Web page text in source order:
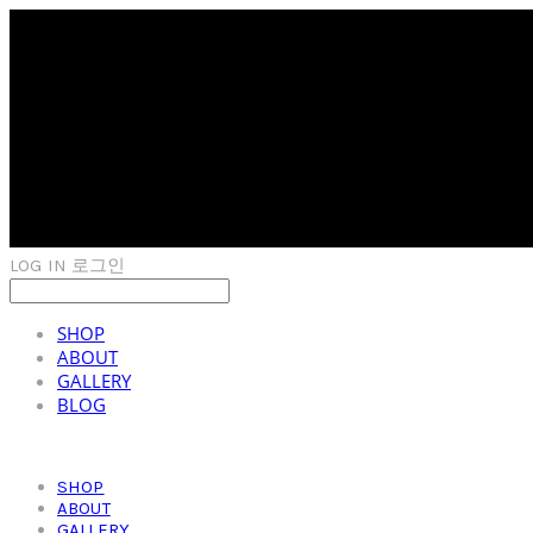
LOG IN 로그인
SHOP
ABOUT
GALLERY
BLOG
SHOP
ABOUT